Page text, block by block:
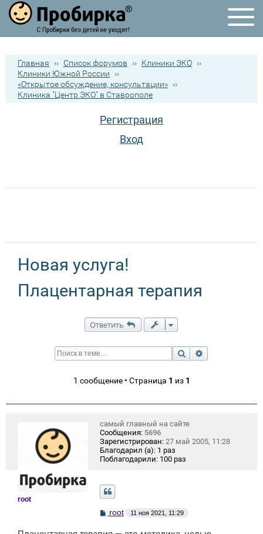
Главная ›› Список форумов ›› Клиники ЭКО ››
Клиники Южной России
››
«Открытое обсуждение, консультации» ››
Клиника "Центр ЭКО" в Ставрополе
Регистрация
Вход
Новая услуга!
Плацентарная терапия
Ответить
Поиск
1 сообщение • Страница 1 из 1
root
самый главный на сайте
Сообщения: 5696
Зарегистрирован: 27 май 2005, 11:28
Благодарил (а): 1 раз
Поблагодарили: 100 раз
Сroot 11 ноя 2021, 11:29